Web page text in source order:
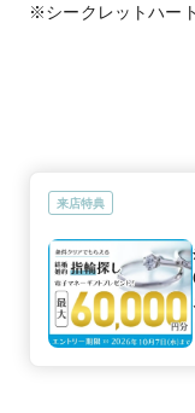
※シークレットハー
来店特典